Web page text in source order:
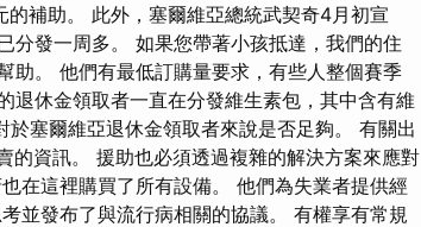
補助。 此外，塞爾維亞總統武契奇4月初宣
分發一周多。 如果您帶著小孩抵達，我們的住
助。 他們有最低訂購量要求，有些人整個賽季
退休金領取者一直在分發維生素包，其中含有維
塞爾維亞退休金領取者來說是否足夠。 有關出
資訊。 援助也必須透過複雜的解決方案來應對
在這裡購買了所有設備。 他們為失業者提供經
並發布了與流行病相關的協議。 有權享有常規